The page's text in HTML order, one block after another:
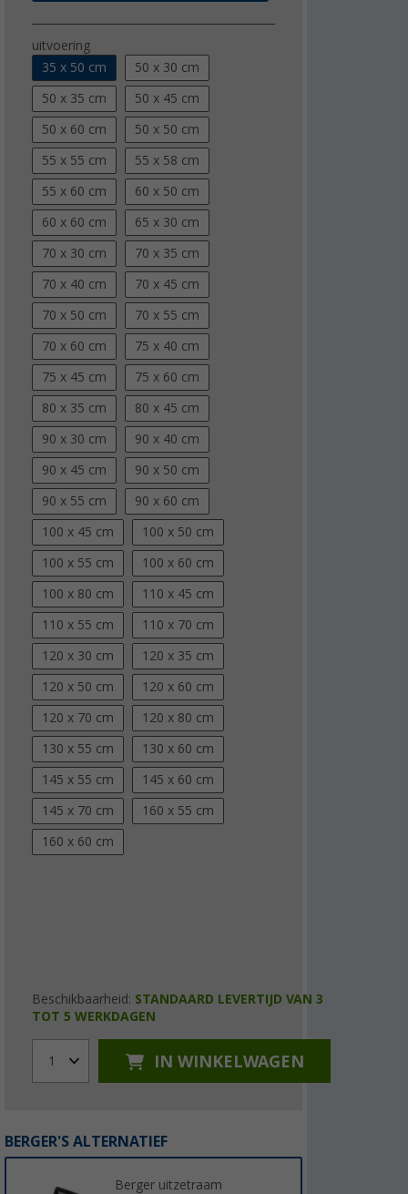
uitvoering
35 x 50 cm
50 x 30 cm
50 x 35 cm 50 x 45 cm
50 x 60 cm 50 x 50 cm
55 x 55 cm 55 x 58 cm
55 x 60 cm 60 x 50 cm
60 x 60 cm 65 x 30 cm
70 x 30 cm 70 x 35 cm
70 x 40 cm 70 x 45 cm
70 x 50 cm 70 x 55 cm
70 x 60 cm 75 x 40 cm
75 x 45 cm 75 x 60 cm
80 x 35 cm 80 x 45 cm
90 x 30 cm 90 x 40 cm
90 x 45 cm 90 x 50 cm
90 x 55 cm 90 x 60 cm
100 x 45 cm 100 x 50 cm
100 x 55 cm 100 x 60 cm
100 x 80 cm 110 x 45 cm
110 x 55 cm 110 x 70 cm
120 x 30 cm 120 x 35 cm
120 x 50 cm 120 x 60 cm
120 x 70 cm 120 x 80 cm
130 x 55 cm 130 x 60 cm
145 x 55 cm 145 x 60 cm
145 x 70 cm 160 x 55 cm
160 x 60 cm
Beschikbaarheid: STANDAARD LEVERTIJD VAN 3
TOT 5 WERKDAGEN
1 IN WINKELWAGEN
BERGER'S ALTERNATIEF
Berger uitzetraam